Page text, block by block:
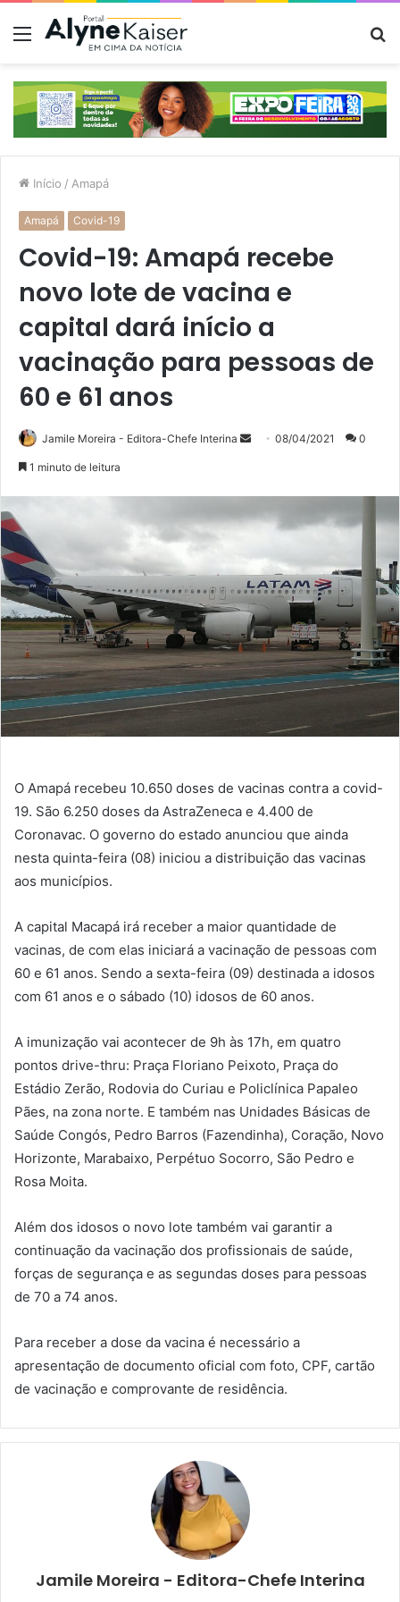
Menu
Início / Amapá
Amapá Covid-19
Covid-19: Amapá recebe
novo lote de vacina e
capital dará início a
vacinação para pessoas de
60 e 61 anos
Jamile Moreira - Editora-Chefe Interina
Mande08/04/2021 0
1 minuto de leitura
O Amapá recebeu 10.650 doses de vacinas contra a covid-
19. São 6.250 doses da AstraZeneca e 4.400 de
Coronavac. O governo do estado anunciou que ainda
nesta quinta-feira (08) iniciou a distribuição das vacinas
aos municípios.
A capital Macapá irá receber a maior quantidade de
vacinas, de com elas iniciará a vacinação de pessoas com
60 e 61 anos. Sendo a sexta-feira (09) destinada a idosos
com 61 anos e o sábado (10) idosos de 60 anos.
A imunização vai acontecer de 9h às 17h, em quatro
pontos drive-thru: Praça Floriano Peixoto, Praça do
Estádio Zerão, Rodovia do Curiau e Policlínica Papaleo
Pães, na zona norte. E também nas Unidades Básicas de
Saúde Congós, Pedro Barros (Fazendinha), Coração, Novo
Horizonte, Marabaixo, Perpétuo Socorro, São Pedro e
Rosa Moita.
Além dos idosos o novo lote também vai garantir a
continuação da vacinação dos profissionais de saúde,
forças de segurança e as segundas doses para pessoas
de 70 a 74 anos.
Para receber a dose da vacina é necessário a
apresentação de documento oficial com foto, CPF, cartão
de vacinação e comprovante de residência.
Jamile Moreira - Editora-Chefe Interina